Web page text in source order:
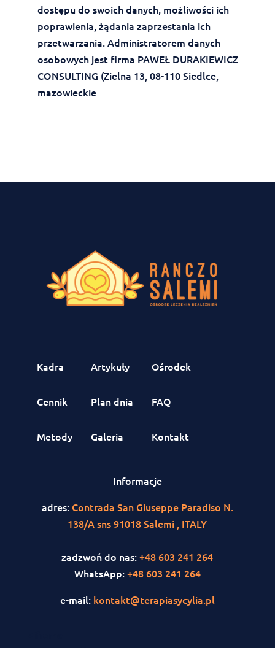
dostępu do swoich danych, możliwości ich
poprawienia, żądania zaprzestania ich
przetwarzania. Administratorem danych
osobowych jest firma PAWEŁ DURAKIEWICZ
CONSULTING (Zielna 13, 08-110 Siedlce,
mazowieckie
Kadra Artykuły Ośrodek
Cennik Plan dnia FAQ
Metody Galeria Kontakt
Informacje
adres: Contrada San Giuseppe Paradiso N.
138/A sns 91018 Salemi , ITALY
zadzwoń do nas:+48 603 241 264
WhatsApp:+48 603 241 264
e-mail: kontakt@terapiasycylia.pl